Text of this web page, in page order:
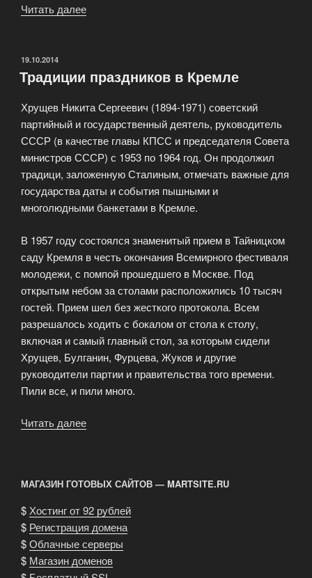
Читать далее
ОПУБЛИКОВАНО
19.10.2014
Традиции праздников в Кремле
Хрущев Никита Сергеевич (1894-1971) советский
партийный и государственный деятель, руководитель
СССР (в качестве главы КПСС и председателя Совета
министров СССР) с 1953 по 1964 год. Он продолжил
традици, заложенную Сталиным, отмечать важные для
государства даты и события пышными и
многолюдными банкетами в Кремле.
В 1957 году состоялся знаменитый прием в Тайницком
саду Кремля в честь окончания Всемирного фестиваля
молодежи, с помпой прошедшего в Москве. Под
открытым небом за столами расположились 10 тысяч
гостей. Прием шел без жесткого протокола. Всем
разрешалось ходить с бокалом от стола к столу,
включая и самый главный стол, за которым сидели
Хрущев, Булганин, Фурцева, Жуков и другие
руководители партии и правительства того времени.
Пили все, и пили много.
Читать далее
МАГАЗИН ГОТОВЫХ САЙТОВ — MARTSITE.RU
$ Хостинг от 92 рублей
$ Регистрация домена
$Облачные серверы
$ Магазин доменов